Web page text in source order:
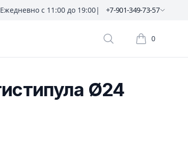
Ежедневно с 11:00 до 19:00| +7-901-349-73-57
Поиск растений
0
Корзина
Ø24